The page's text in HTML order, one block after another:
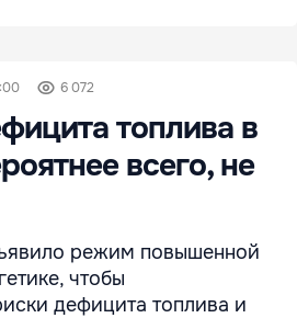
6 072
топлива в
всего, не
режим повышенной
чтобы
дефицита топлива и